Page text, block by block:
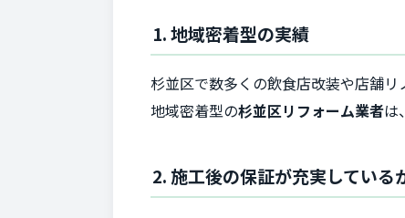
1. 地域密着型の実績
杉並区で数多くの飲食店改装や店舗
地域密着型の杉並区リフォーム業者は
2. 施工後の保証が充実している